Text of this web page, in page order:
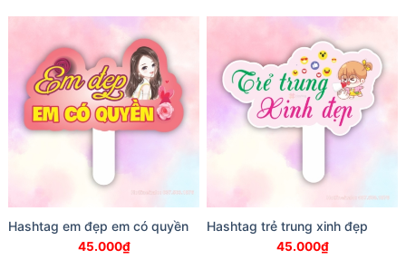
Hashtag em đẹp em có quyền
45.000₫
Hashtag trẻ trung xinh đẹp
45.000₫